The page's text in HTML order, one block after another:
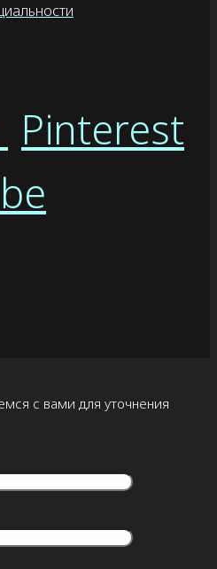
Pinterest
с вами для уточнения